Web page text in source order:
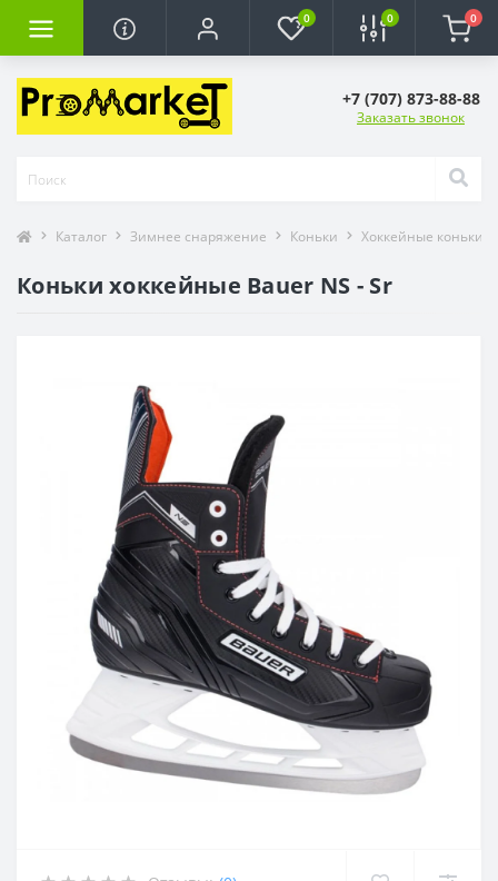
0 0 0
+7 (707) 873-88-88
Заказать звонок
Каталог Зимнее снаряжение Коньки Хоккейные коньки
Коньки хоккейные Bauer NS - Sr